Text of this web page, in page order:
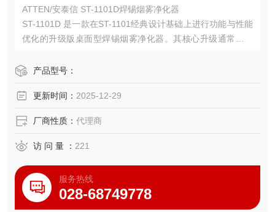
ATTEN/安泰信 ST-1101D焊锡烟雾净化器
ST-1101D 是一款在ST-1101经典设计基础上进行功能与性能
优化的升级版桌面型焊锡烟雾净化器。其核心升级通常体现
旨在为用户提供更高效、便捷的烟雾净化解决方案，尤其适
境。
产品型号：
更新时间： 2025-12-29
厂商性质： 代理商
访 问 量 ： 221
服务热线
028-68749778